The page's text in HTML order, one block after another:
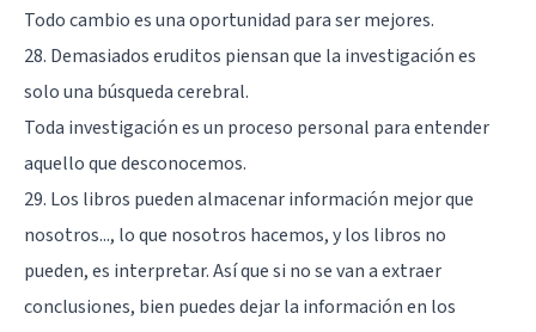
Todo cambio es una oportunidad para ser mejores.
28. Demasiados eruditos piensan que la investigación es
solo una búsqueda cerebral.
Toda investigación es un proceso personal para entender
aquello que desconocemos.
29. Los libros pueden almacenar información mejor que
nosotros..., lo que nosotros hacemos, y los libros no
pueden, es interpretar. Así que si no se van a extraer
conclusiones, bien puedes dejar la información en los